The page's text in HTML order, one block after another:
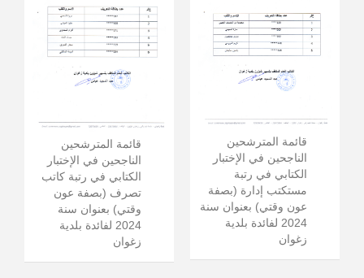
قائمة المترشحين
الناجحين في الإختبار
الكتابي في رتبة
مستكتب إدارة (بصفة
عون وقتي) بعنوان سنة
2024 لفائدة بلدية
زغوان
قائمة المترشحين
الناجحين في الإختبار
الكتابي في رتبة كاتب
تصرف (بصفة عون
وقتي) بعنوان سنة
2024 لفائدة بلدية
زغوان